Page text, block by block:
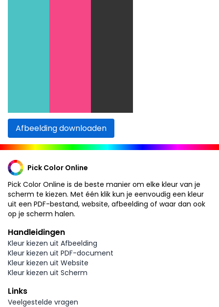
Afbeelding downloaden
Pick Color Online
Pick Color Online is de beste manier om elke kleur van je
scherm te kiezen. Met één klik kun je eenvoudig een kleur
uit een PDF-bestand, website, afbeelding of waar dan ook
op je scherm halen.
Handleidingen
Kleur kiezen uit Afbeelding
Kleur kiezen uit PDF-document
Kleur kiezen uit Website
Kleur kiezen uit Scherm
Links
Veelgestelde vragen